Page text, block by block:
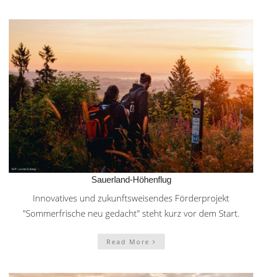
Sauerland-Höhenflug
Innovatives und zukunftsweisendes Förderprojekt
"Sommerfrische neu gedacht" steht kurz vor dem Start.
Read More